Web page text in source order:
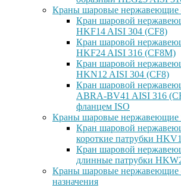
Краны шаровые нержавеющие
Кран шаровой
HKF14 AISI 304 (CF8)
Кран шаровой
HKF24 AISI 316 (CF8M)
Кран шаровой
HKN12 AISI 304 (CF8)
Кран шаровой
ABRA-BV41 AISI 316
фланцем ISO
Краны шаровые нержавеющие
Кран шаровой
короткие патрубки
Кран шаровой
длинные патрубки
Краны шаровые нержавеющие
назначения